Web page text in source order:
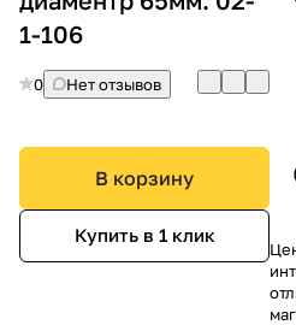
1-106
0 Нет отзывов
В корзину
Купить в 1 клик